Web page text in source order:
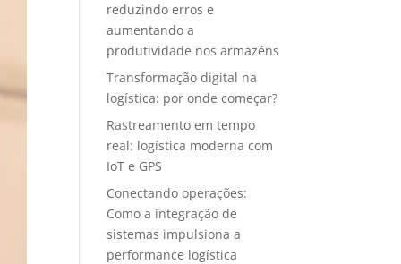
reduzindo erros e
aumentando a
produtividade nos armazéns
Transformação digital na
logística: por onde começar?
Rastreamento em tempo
real: logística moderna com
IoT e GPS
Conectando operações:
Como a integração de
sistemas impulsiona a
performance logística